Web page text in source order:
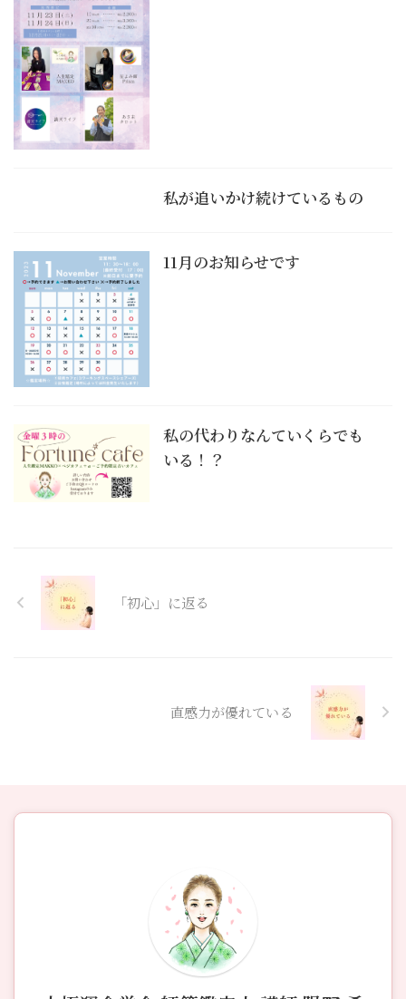
私が追いかけ続けているもの
11月のお知らせです
私の代わりなんていくらでも
いる！？
「初心」に返る
直感力が優れている